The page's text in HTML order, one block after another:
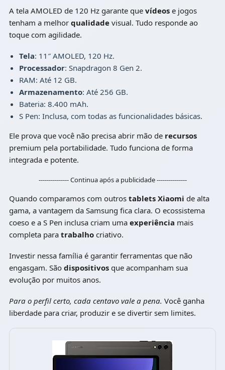
A tela AMOLED de 120 Hz garante que vídeose jogos
tenham a melhor qualidadevisual. Tudo responde ao
toque com agilidade.
Tela: 11″ AMOLED, 120 Hz.
Processador: Snapdragon 8 Gen 2.
RAM: Até 12 GB.
Armazenamento: Até 256 GB.
Bateria: 8.400 mAh.
S Pen: Inclusa, com todas as funcionalidades básicas.
Ele prova que você não precisa abrir mão de recursos
premium pela portabilidade. Tudo funciona de forma
integrada e potente.
--------------- Continua após a publicidade ---------------
Quando comparamos com outros tablets Xiaomi de alta
gama, a vantagem da Samsung fica clara. O ecossistema
coeso e a S Pen inclusa criam uma experiência mais
completa para trabalhocriativo.
Investir nessa família é garantir ferramentas que não
engasgam. São dispositivosque acompanham sua
evolução por muitos anos.
Para o perfil certo, cada centavo vale a pena. Você ganha
liberdade para criar, produzir e se divertir sem limites.